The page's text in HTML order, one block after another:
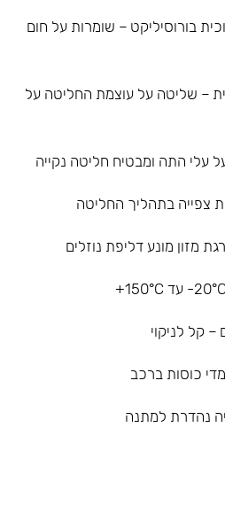
בורוסיליקט – שומרות על חום
– שליטה על עוצמת החליטה על
עלי התה ומבטיח חליטה נקייה
צפייה בתהליך החליטה
מזון מונע דליפת נוזלים
קל לניקוי
כוסות ברכב
נהדרת למתנה